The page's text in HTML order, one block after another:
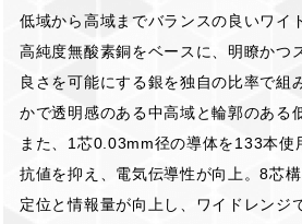
低域から高域までバランスの良いワイ
高純度無酸素銅をベースに、明瞭かつ
良さを可能にする銀を独自の比率で組
かで透明感のある中高域と輪郭のある
また、1芯0.03mm径の導体を133本使
抗値を抑え、電気伝導性が向上。8芯
定位と情報量が向上し、ワイドレンジ